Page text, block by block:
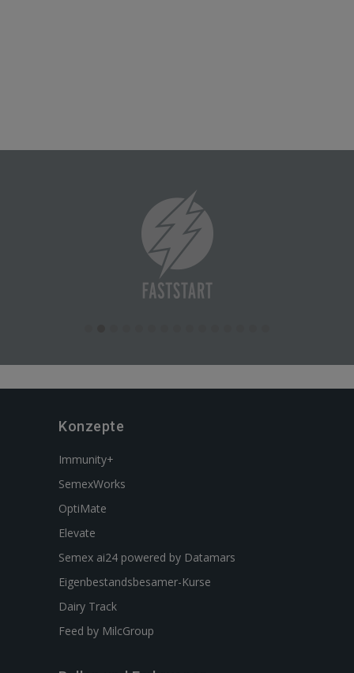
Konzepte
Immunity+
SemexWorks
OptiMate
Elevate
Semex ai24 powered by Datamars
Eigenbestandsbesamer-Kurse
Dairy Track
Feed by MilcGroup